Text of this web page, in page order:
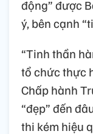
động” được
ý, bên cạnh
“Tinh thần
tổ chức thực
Chấp hành
“đẹp” đến
thi kém hiệu